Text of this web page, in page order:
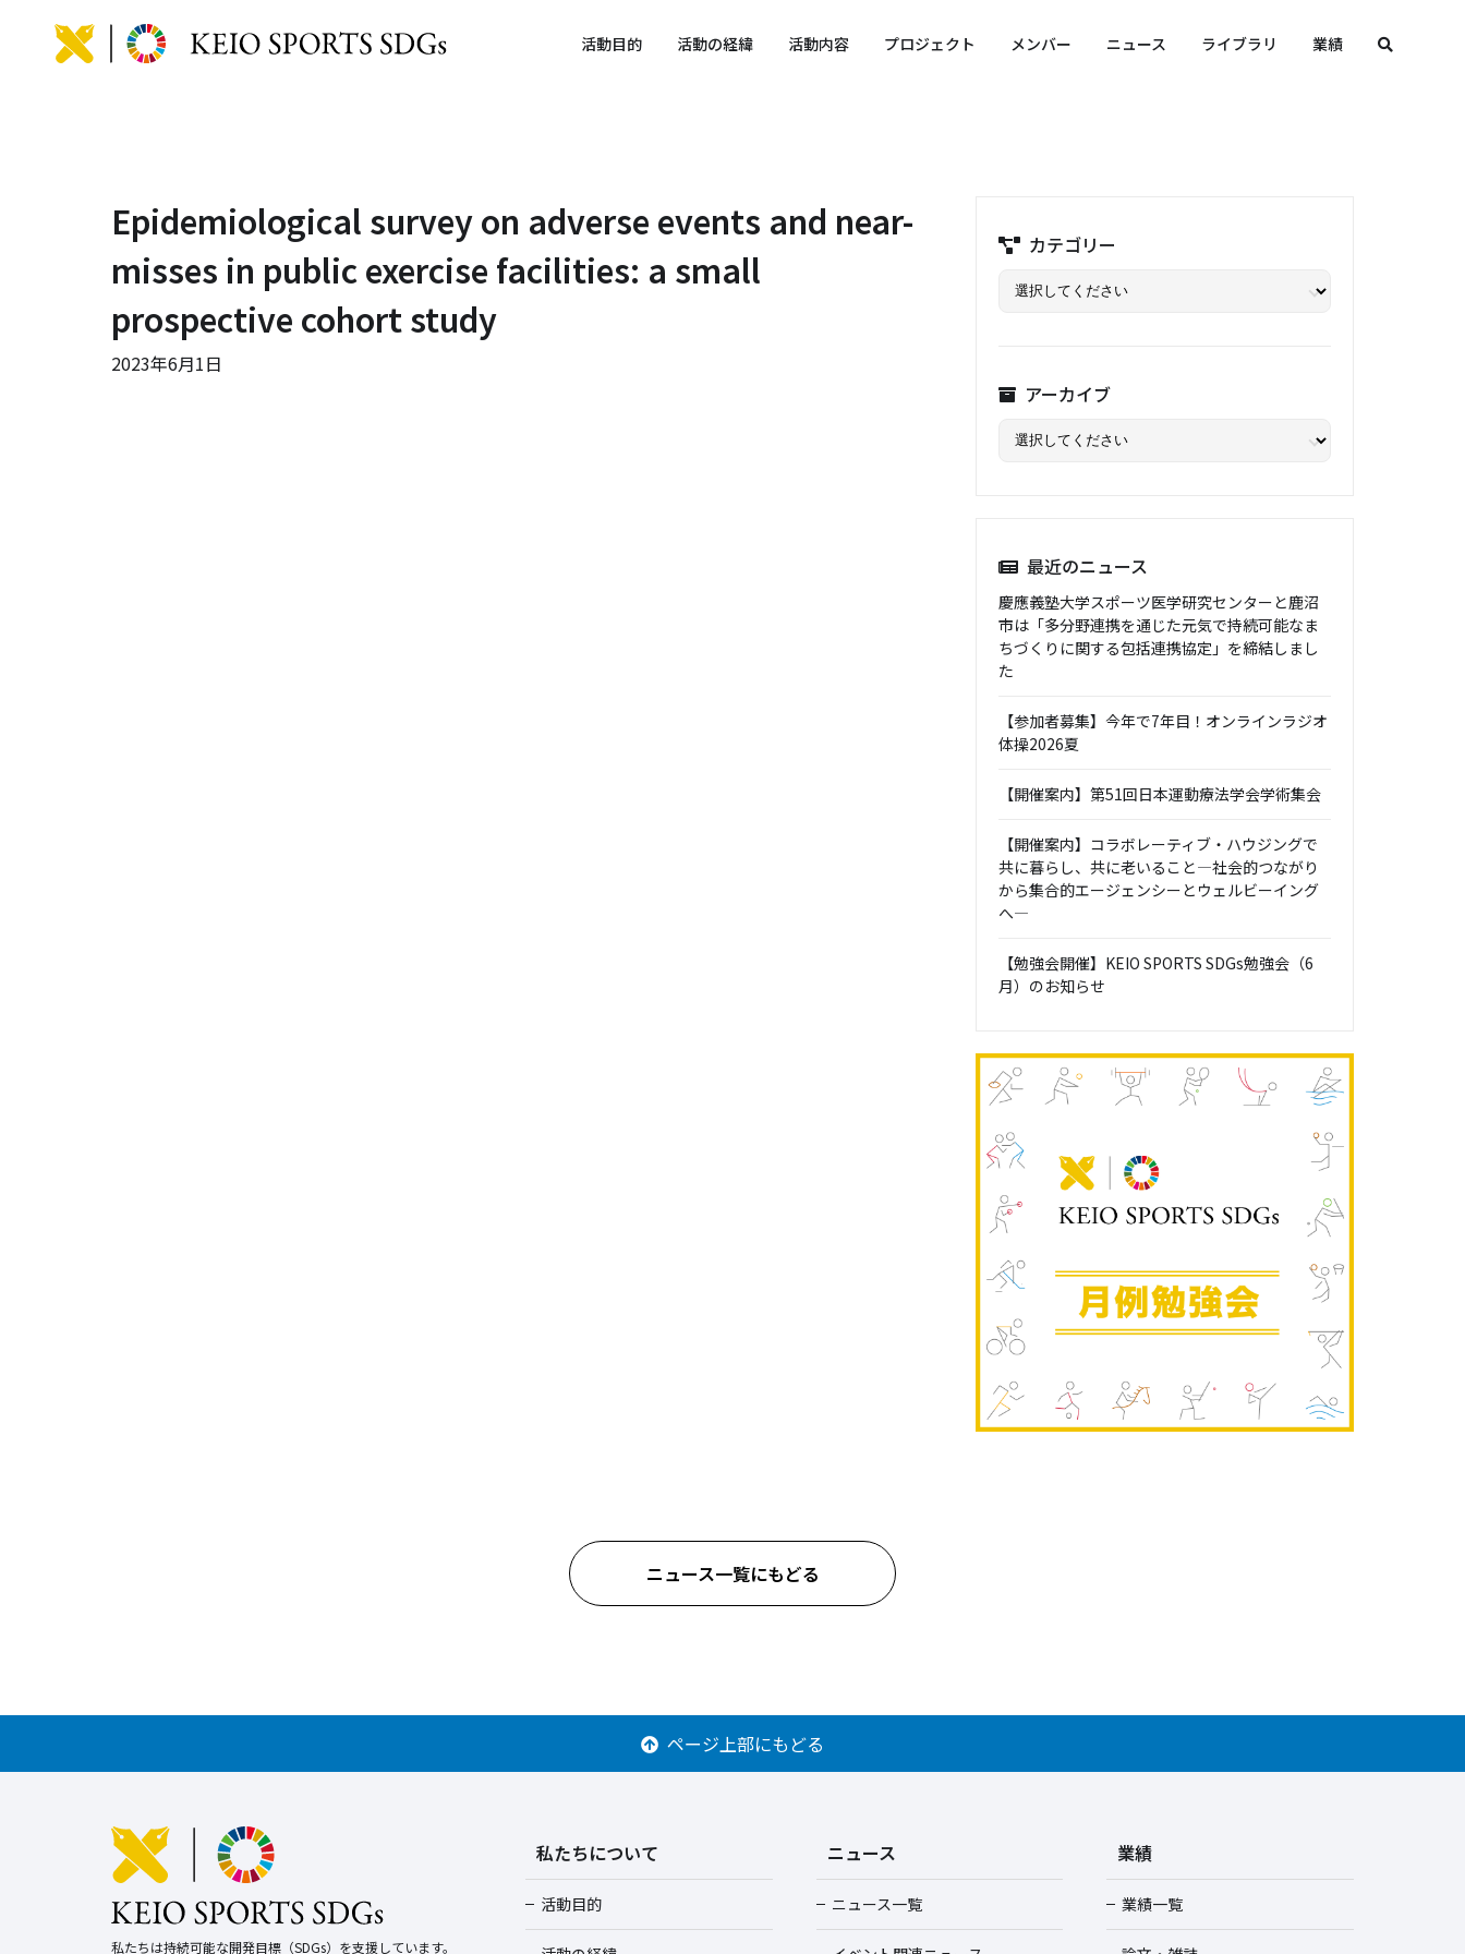
KEIO SPORTS SDGs活動目的 活動の経緯 活動内容 プロジェクト メンバー ニュース ライブラリ 業績
Epidemiological survey on adverse events and near-
misses in public exercise facilities: a small
prospective cohort study
2023年6月1日
カテゴリー
アーカイブ
最近のニュース
慶應義塾大学スポーツ医学研究センターと鹿沼
市は「多分野連携を通じた元気で持続可能なま
ちづくりに関する包括連携協定」を締結しまし
た
【参加者募集】今年で7年目！オンラインラジオ
体操2026夏
【開催案内】第51回日本運動療法学会学術集会
【開催案内】コラボレーティブ・ハウジングで
共に暮らし、共に老いること―社会的つながり
から集合的エージェンシーとウェルビーイング
へ―
【勉強会開催】KEIO SPORTS SDGs勉強会（6
月）のお知らせ
ニュース一覧にもどる
ページ上部にもどる
私たちは持続可能な開発目標（SDGs）を支援しています。
私たちについて
活動目的
ニュース
ニュース一覧
業績
業績一覧